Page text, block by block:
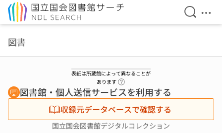
検索を
メ
図書
表紙は所蔵館によって異なることが
あります
図書館・個人送信サービスを利用する
収録元データベースで確認する
国立国会図書館デジタルコレクション